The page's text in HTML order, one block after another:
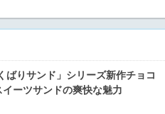
ばりサンド」シリーズ新作チョコ
ーツサンドの爽快な魅力